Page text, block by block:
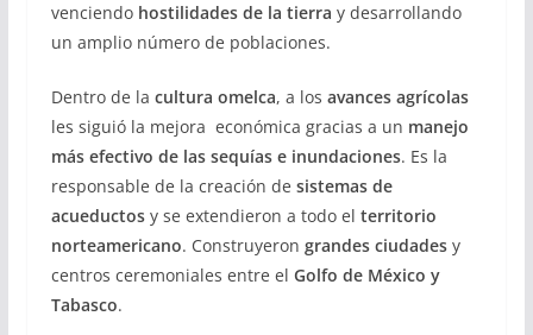
venciendo hostilidades de la tierra y desarrollando
un amplio número de poblaciones.
Dentro de la cultura omelca, a los avances agrícolas
les siguió la mejora económica gracias a un manejo
más efectivo de las sequías e inundaciones. Es la
responsable de la creación de sistemas de
acueductosy se extendieron a todo el territorio
norteamericano. Construyeron grandes ciudadesy
centros ceremoniales entre el Golfo de México y
Tabasco.